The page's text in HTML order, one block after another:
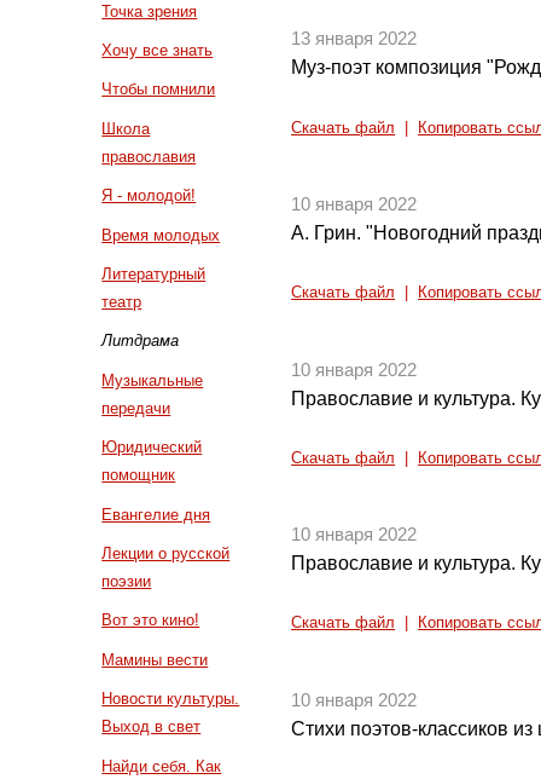
Точка зрения
Хочу все знать
Чтобы помнили
Школа
православия
Я - молодой!
Время молодых
Литературный
театр
Литдрама
Музыкальные
передачи
Юридический
помощник
Евангелие дня
Лекции о русской
поэзии
Вот это кино!
Мамины вести
Новости культуры.
Выход в свет
Найди себя. Как
13 января 2022
Муз-поэт композиция
Скачать файл Копировать
10 января 2022
А. Грин. "Новогодний
Скачать файл Копировать
10 января 2022
Православие и культура.
Скачать файл Копировать
10 января 2022
Православие и культура.
Скачать файл Копировать
10 января 2022
Стихи поэтов-классиков